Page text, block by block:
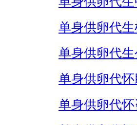
单身供卵代生
单身供卵代生
单身供卵代
单身供卵代怀